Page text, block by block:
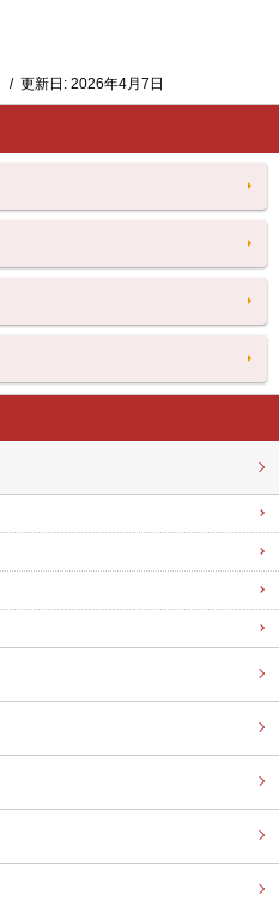
/ 更新日: 2026年4月7日